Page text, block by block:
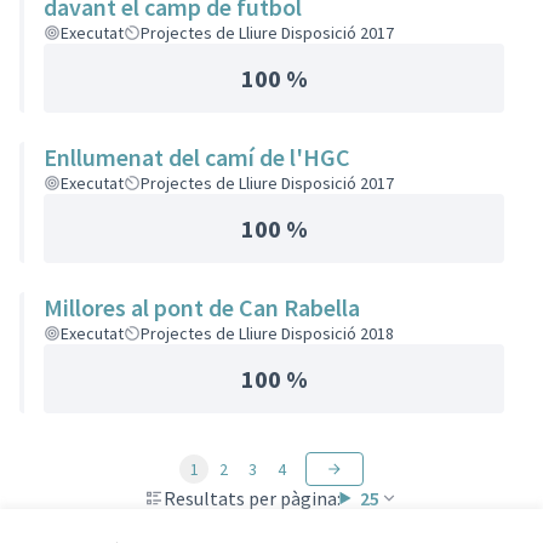
davant el camp de futbol
Executat Projectes de Lliure Disposició 2017
100 %
Enllumenat del camí de l'HGC
Executat Projectes de Lliure Disposició 2017
100 %
Millores al pont de Can Rabella
Executat Projectes de Lliure Disposició 2018
100 %
Resultats per pàgina: 25
1 2 3 4